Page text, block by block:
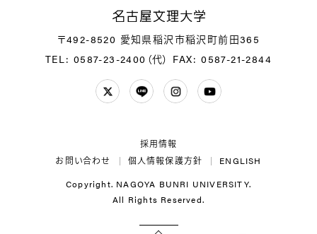
〒492-8520 愛知県稲沢市稲沢町前田365
TEL: 0587-23-2400（代） FAX: 0587-21-2844
ENGLISH
個人情報保護方針
お問い合わせ
採用情報
Copyright. NAGOYA BUNRI UNIVERSITY.
All Rights Reserved.